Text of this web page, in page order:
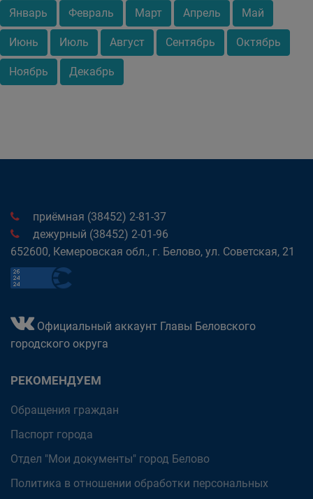
Январь Февраль Март Апрель Май
Июнь Июль Август Сентябрь Октябрь
Ноябрь Декабрь
приёмная (38452) 2-81-37
дежурный (38452) 2-01-96
652600, Кемеровская обл., г. Белово, ул. Советская, 21
Официальный аккаунт Главы Беловского
городского округа
РЕКОМЕНДУЕМ
Обращения граждан
Паспорт города
Отдел "Мои документы" город Белово
Политика в отношении обработки персональных